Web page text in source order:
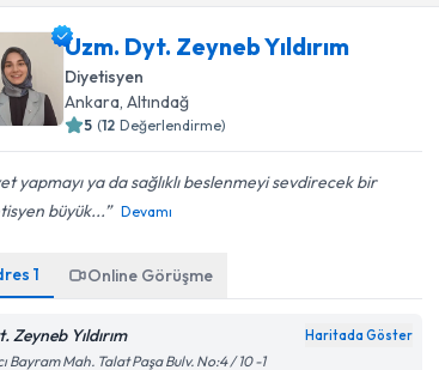
Uzm. Dyt. Zeyneb Yıldırım
Diyetisyen
Ankara ,Altındağ
5 (12 Değerlendirme)
yapmayı ya da sağlıklı beslenmeyi sevdirecek bir
büyük...
Devamı
1 Online Görüşme
Zeyneb Yıldırım Haritada Göster
Bayram Mah. Talat Paşa Bulv. No:4 / 10 -1